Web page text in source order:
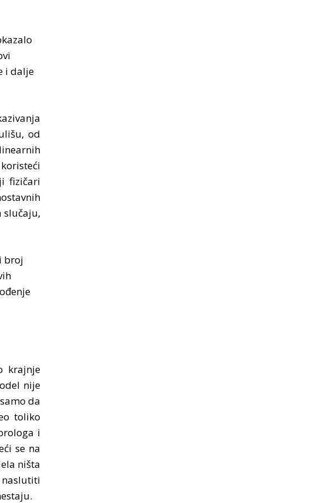
i dalje
od
fizičari
broj
krajnje
nije
da
toliko
i
se na
ništa
naslutiti